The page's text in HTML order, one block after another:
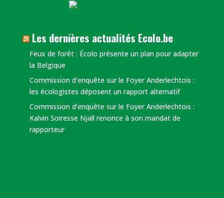
Les dernières actualités Ecolo.be
​Feux de forêt : Écolo présente un plan pour adapter
la Belgique
Commission d’enquête sur le Foyer Anderlechtois :
les écologistes déposent un rapport alternatif
Commission d’enquête sur le Foyer Anderlechtois :
Kalvin Soiresse Njall renonce à son mandat de
rapporteur